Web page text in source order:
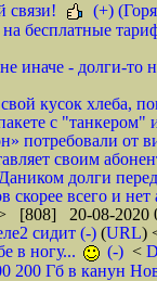
связи!
(+)
бесплатные
иначе - долги-то
кусок хлеба,
с
от
своим
долги
скорее всего и
[808] 20-08-2020
сидит (-) (URL)
в ногу...
(-) <
Гб в канун